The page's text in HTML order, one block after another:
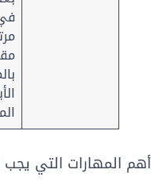
أهم المهارات التي يجب